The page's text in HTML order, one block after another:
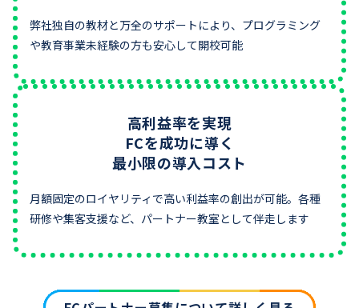
弊社独自の教材と万全のサポートにより、プログラミング
や教育事業未経験の方も安心して開校可能
高利益率を実現
FCを成功に導く
最小限の導入コスト
月額固定のロイヤリティで高い利益率の創出が可能。各種
研修や集客支援など、パートナー教室として伴走します